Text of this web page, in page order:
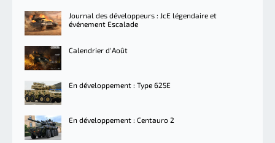
Journal des développeurs : JcE légendaire et
événement Escalade
Calendrier d'Août
En développement : Type 625E
En développement : Centauro 2